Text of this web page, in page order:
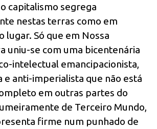
capitalismo segrega
nestas terras como em
lugar. Só que em Nossa
uniu-se com uma bicentenária
intelectual emancipacionista,
e anti-imperialista que não está
em outras partes do
de Terceiro Mundo,
firme num punhado de